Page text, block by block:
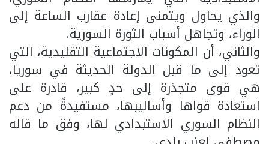
والذي يحاول ويتمنى إعادة عقارب الساعة إلى
الوراء، وتجاهل أسباب الثورة السورية.
والثاني، أن المكونات الاجتماعية التقليدية، التي
تعود إلى ما قبل الدولة الحديثة في سوريا،
هي قوى متجذرة إلى حدٍ كبير، قادرة على
استعادة قواها وأساليبها، مستفيدةً من دعم
النظام السوري الاستبدادي لها، وفق ما قاله